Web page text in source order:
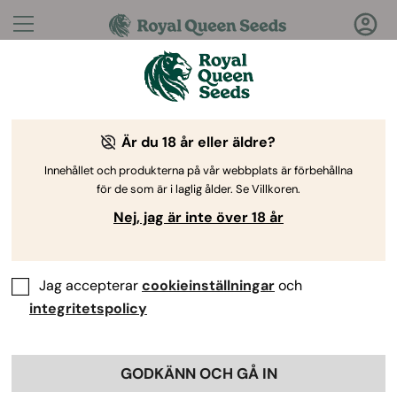
Frågor?Svar!
Välkommen till Royal Queen Seeds Help Center
Help Center > Samarbeten >
Kan jag marknadsföra RQS på
vilken plattform som helst?
Är du 18 år eller äldre?
Innehållet och produkterna på vår webbplats är förbehållna
för de som är i laglig ålder. Se Villkoren.
Nej, jag är inte över 18 år
Jag accepterarcookieinställningaroch
integritetspolicy
GODKÄNN OCH GÅ IN